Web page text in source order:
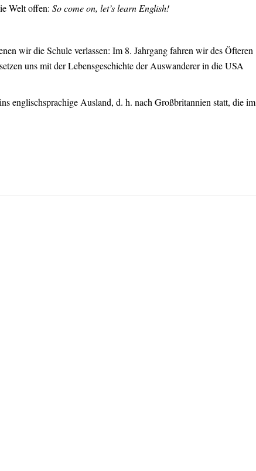
Welt offen: So come on, let’s learn English!
wir die Schule verlassen: Im 8. Jahrgang fahren wir des Öfteren
uns mit der Lebensgeschichte der Auswanderer in die USA
englischsprachige Ausland, d. h. nach Großbritannien statt, die im